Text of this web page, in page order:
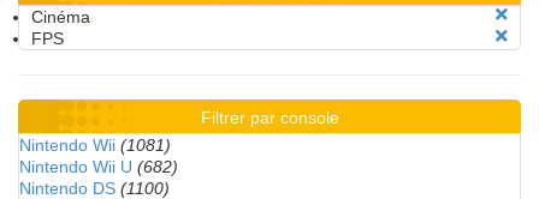
Cinéma
FPS
Filtrer par console
Nintendo Wii (1081)
Nintendo Wii U (682)
Nintendo DS (1100)